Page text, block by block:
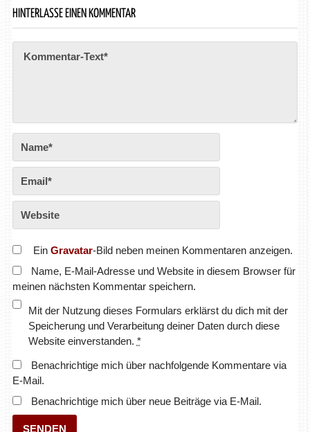
HINTERLASSE EINEN KOMMENTAR
Ein Gravatar-Bild neben meinen Kommentaren anzeigen.
Name, E-Mail-Adresse und Website in diesem Browser für
meinen nächsten Kommentar speichern.
Mit der Nutzung dieses Formulars erklärst du dich mit der
Speicherung und Verarbeitung deiner Daten durch diese
Website einverstanden. *
Benachrichtige mich über nachfolgende Kommentare via
E-Mail.
Benachrichtige mich über neue Beiträge via E-Mail.